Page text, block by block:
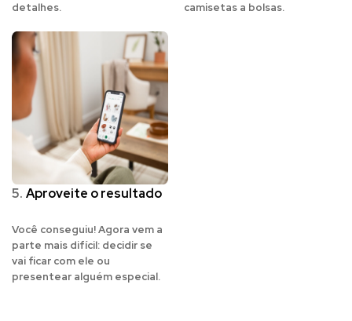
detalhes.
camisetas a bolsas.
5. Aproveite o resultado
Você conseguiu! Agora vem a
parte mais difícil: decidir se
vai ficar com ele ou
presentear alguém especial.